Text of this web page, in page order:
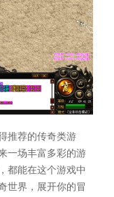
推荐的传奇类游
一场丰富多彩的游
都能在这个游戏中
世界，展开你的冒